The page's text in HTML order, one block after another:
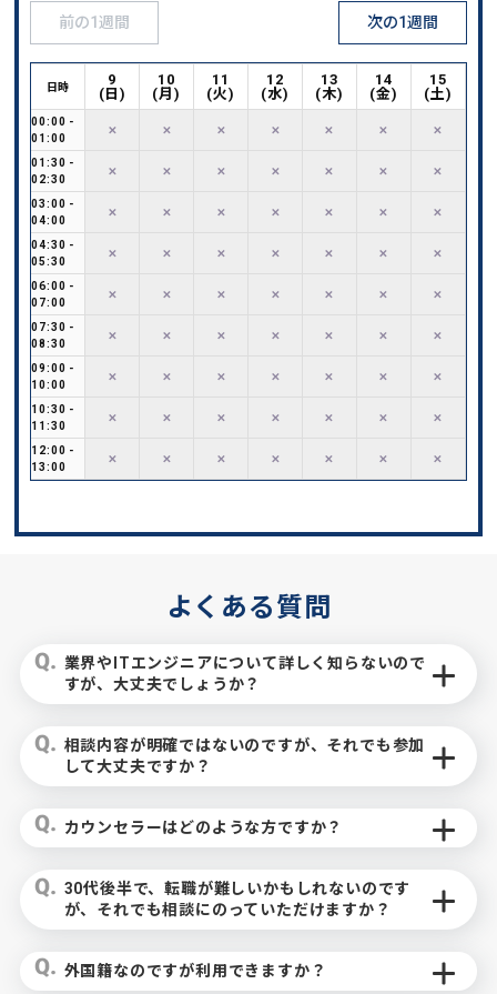
前の1週間 次の1週間
日時
00:00 -
01:00
01:30 -
02:30
03:00 -
04:00
04:30 -
05:30
06:00 -
07:00
07:30 -
08:30
09:00 -
10:00
10:30 -
11:30
12:00 -
13:00
9
( 日)
✕
✕
✕
✕
✕
✕
✕
✕
✕
10
(月)
✕
✕
✕
✕
✕
✕
✕
✕
✕
11
(火)
✕
✕
✕
✕
✕
✕
✕
✕
✕
12
(水)
✕
✕
✕
✕
✕
✕
✕
✕
✕
13
(木)
✕
✕
✕
✕
✕
✕
✕
✕
✕
14
(金)
✕
✕
✕
✕
✕
✕
✕
✕
✕
15
(土)
✕
✕
✕
✕
✕
✕
✕
✕
✕
よくある質問
業界やITエンジニアについて詳しく知らないので
すが、大丈夫でしょうか？
相談内容が明確ではないのですが、それでも参加
して大丈夫ですか？
カウンセラーはどのような方ですか？
30代後半で、転職が難しいかもしれないのです
が、それでも相談にのっていただけますか？
外国籍なのですが利用できますか？